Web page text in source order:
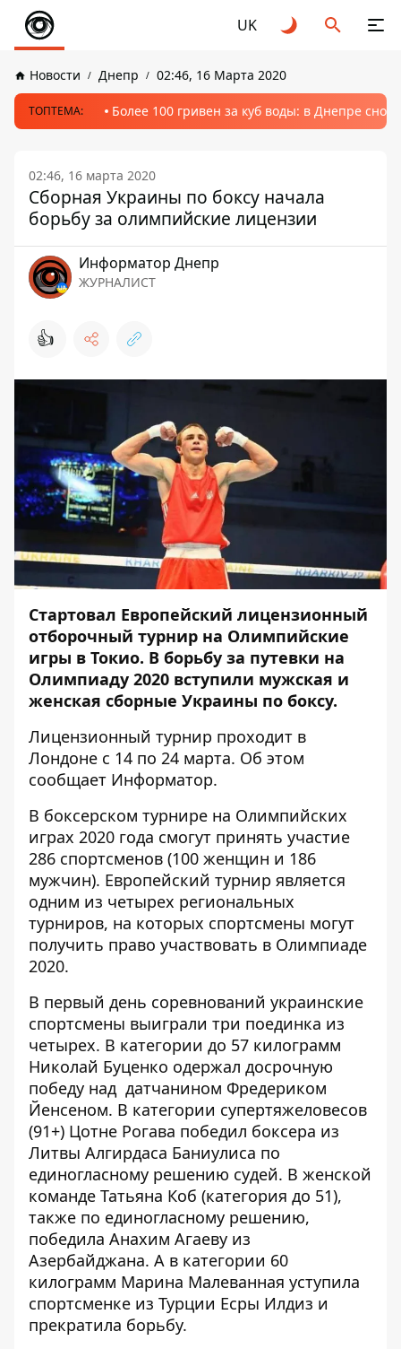
UK
Новости Днепр 02:46, 16 Марта 2020
ТОПТЕМА: Более 100 гривен за куб воды: в Днепре
02:46, 16 марта 2020
Сборная Украины по боксу начала
борьбу за олимпийские лицензии
Информатор Днепр
ЖУРНАЛИСТ
👍
Стартовал Европейский лицензионный
отборочный турнир на Олимпийские
игры в Токио. В борьбу за путевки на
Олимпиаду 2020 вступили мужская и
женская сборные Украины по боксу.
Лицензионный турнир проходит в
Лондоне с 14 по 24 марта. Об этом
сообщает Информатор.
В боксерском турнире на Олимпийских
играх 2020 года смогут принять участие
286 спортсменов (100 женщин и 186
мужчин). Европейский турнир является
одним из четырех региональных
турниров, на которых спортсмены могут
получить право участвовать в Олимпиаде
2020.
В первый день соревнований украинские
спортсмены выиграли три поединка из
четырех. В категории до 57 килограмм
Николай Буценко одержал досрочную
победу над датчанином Фредериком
Йенсеном. В категории супертяжеловесов
(91+) Цотне Рогава победил боксера из
Литвы Алгирдаса Баниулиса по
единогласному решению судей. В женской
команде Татьяна Коб (категория до 51),
также по единогласному решению,
победила Анахим Агаеву из
Азербайджана. А в категории 60
килограмм Марина Малеванная уступила
спортсменке из Турции Есры Илдиз и
прекратила борьбу.